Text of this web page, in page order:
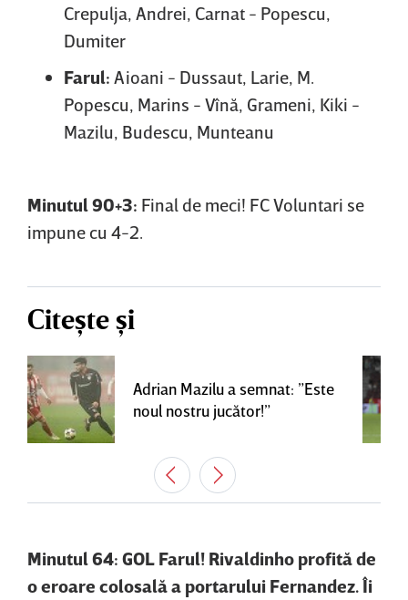
Crepulja, Andrei, Carnat - Popescu,
Dumiter
Farul: Aioani - Dussaut, Larie, M.
Popescu, Marins - Vînă, Grameni, Kiki -
Mazilu, Budescu, Munteanu
Minutul 90+3: Final de meci! FC Voluntari se
impune cu 4-2.
Citește și
Adrian Mazilu a semnat: ”Este
noul nostru jucător!”
Minutul 64: GOL Farul! Rivaldinho profită de
o eroare colosală a portarului Fernandez. Îi